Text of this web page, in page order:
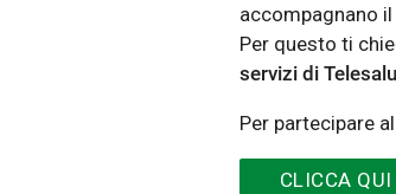
accompagnano
Per questo ti
servizi di
Per partecipare
CLICCA QUI